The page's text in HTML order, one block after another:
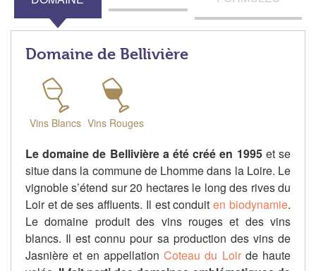
Domaine de Bellivière
Vins Blancs Vins Rouges
Le domaine de Bellivière a été créé en 1995et se
situe dans la commune de Lhomme dans la Loire. Le
vignoble s’étend sur 20 hectares le long des rives du
Loir et de ses affluents. Il est conduiten biodynamie.
Le domaine produit des vins rouges et des vins
blancs. Il est connu pour sa production des vins de
Jasnière et en appellation Coteau du Loirde haute